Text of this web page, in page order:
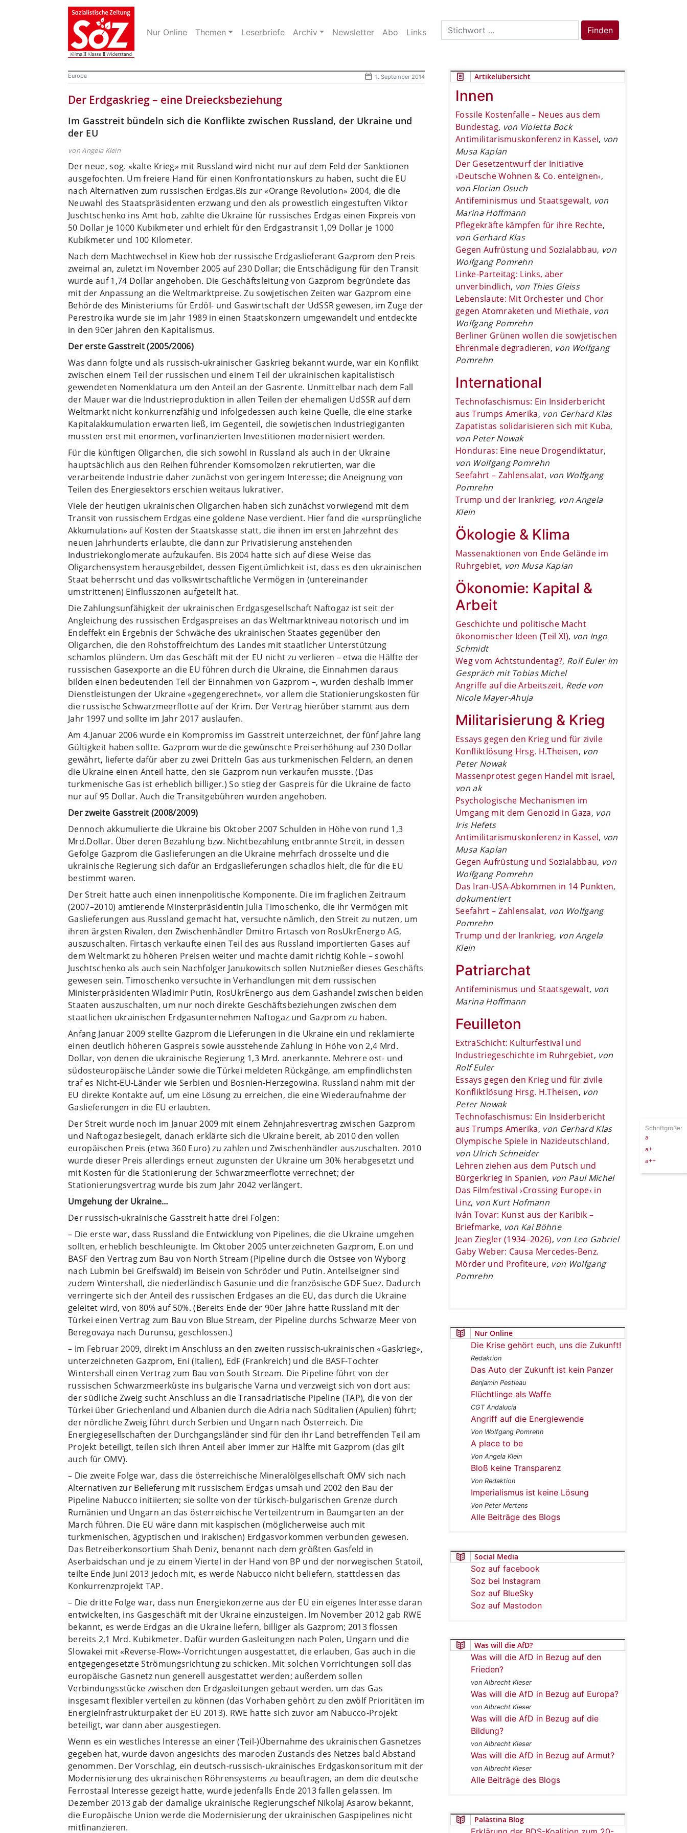
Nur Online Themen Leserbriefe Archiv Newsletter Abo Links
Search
for:
Finden
Europa 1. September 2014
Der Erdgaskrieg – eine Dreiecksbeziehung
Im Gasstreit bündeln sich die Konflikte zwischen Russland, der Ukraine und
der EU
von Angela Klein
Der neue, sog. «kalte Krieg» mit Russland wird nicht nur auf dem Feld der Sanktionen
ausgefochten. Um freiere Hand für einen Konfrontationskurs zu haben, sucht die EU
nach Alternativen zum russischen Erdgas.Bis zur «Orange Revolution» 2004, die die
Neuwahl des Staatspräsidenten erzwang und den als prowestlich eingestuften Viktor
Juschtschenko ins Amt hob, zahlte die Ukraine für russisches Erdgas einen Fixpreis von
50 Dollar je 1000 Kubikmeter und erhielt für den Erdgastransit 1,09 Dollar je 1000
Kubikmeter und 100 Kilometer.
Nach dem Machtwechsel in Kiew hob der russische Erdgaslieferant Gazprom den Preis
zweimal an, zuletzt im November 2005 auf 230 Dollar; die Entschädigung für den Transit
wurde auf 1,74 Dollar angehoben. Die Geschäftsleitung von Gazprom begründete das
mit der Anpassung an die Weltmarktpreise. Zu sowjetischen Zeiten war Gazprom eine
Behörde des Ministeriums für Erdöl- und Gaswirtschaft der UdSSR gewesen, im Zuge der
Perestroika wurde sie im Jahr 1989 in einen Staatskonzern umgewandelt und entdeckte
in den 90er Jahren den Kapitalismus.
Der erste Gasstreit (2005/2006)
Was dann folgte und als russisch-ukrainischer Gaskrieg bekannt wurde, war ein Konflikt
zwischen einem Teil der russischen und einem Teil der ukrainischen kapitalistisch
gewendeten Nomenklatura um den Anteil an der Gasrente. Unmittelbar nach dem Fall
der Mauer war die Industrieproduktion in allen Teilen der ehemaligen UdSSR auf dem
Weltmarkt nicht konkurrenzfähig und infolgedessen auch keine Quelle, die eine starke
Kapitalakkumulation erwarten ließ, im Gegenteil, die sowjetischen Industriegiganten
mussten erst mit enormen, vorfinanzierten Investitionen modernisiert werden.
Für die künftigen Oligarchen, die sich sowohl in Russland als auch in der Ukraine
hauptsächlich aus den Reihen führender Komsomolzen rekrutierten, war die
verarbeitende Industrie daher zunächst von geringem Interesse; die Aneignung von
Teilen des Energiesektors erschien weitaus lukrativer.
Viele der heutigen ukrainischen Oligarchen haben sich zunächst vorwiegend mit dem
Transit von russischem Erdgas eine goldene Nase verdient. Hier fand die «ursprüngliche
Akkumulation» auf Kosten der Staatskasse statt, die ihnen im ersten Jahrzehnt des
neuen Jahrhunderts erlaubte, die dann zur Privatisierung anstehenden
Industriekonglomerate aufzukaufen. Bis 2004 hatte sich auf diese Weise das
Oligarchensystem herausgebildet, dessen Eigentümlichkeit ist, dass es den ukrainischen
Staat beherrscht und das volkswirtschaftliche Vermögen in (untereinander
umstrittenen) Einflusszonen aufgeteilt hat.
Die Zahlungsunfähigkeit der ukrainischen Erdgasgesellschaft Naftogaz ist seit der
Angleichung des russischen Erdgaspreises an das Weltmarktniveau notorisch und im
Endeffekt ein Ergebnis der Schwäche des ukrainischen Staates gegenüber den
Oligarchen, die den Rohstoffreichtum des Landes mit staatlicher Unterstützung
schamlos plündern. Um das Geschäft mit der EU nicht zu verlieren – etwa die Hälfte der
russischen Gasexporte an die EU führen durch die Ukraine, die Einnahmen daraus
bilden einen bedeutenden Teil der Einnahmen von Gazprom –, wurden deshalb immer
Dienstleistungen der Ukraine «gegengerechnet», vor allem die Stationierungskosten für
die russische Schwarzmeerflotte auf der Krim. Der Vertrag hierüber stammt aus dem
Jahr 1997 und sollte im Jahr 2017 auslaufen.
Am 4.Januar 2006 wurde ein Kompromiss im Gasstreit unterzeichnet, der fünf Jahre lang
Gültigkeit haben sollte. Gazprom wurde die gewünschte Preiserhöhung auf 230 Dollar
gewährt, lieferte dafür aber zu zwei Dritteln Gas aus turkmenischen Feldern, an denen
die Ukraine einen Anteil hatte, den sie Gazprom nun verkaufen musste. (Das
turkmenische Gas ist erheblich billiger.) So stieg der Gaspreis für die Ukraine de facto
nur auf 95 Dollar. Auch die Transitgebühren wurden angehoben.
Der zweite Gasstreit (2008/2009)
Dennoch akkumulierte die Ukraine bis Oktober 2007 Schulden in Höhe von rund 1,3
Mrd.Dollar. Über deren Bezahlung bzw. Nichtbezahlung entbrannte Streit, in dessen
Gefolge Gazprom die Gaslieferungen an die Ukraine mehrfach drosselte und die
ukrainische Regierung sich dafür an Erdgaslieferungen schadlos hielt, die für die EU
bestimmt waren.
Der Streit hatte auch einen innenpolitische Komponente. Die im fraglichen Zeitraum
(2007–2010) amtierende Minsterpräsidentin Julia Timoschenko, die ihr Vermögen mit
Gaslieferungen aus Russland gemacht hat, versuchte nämlich, den Streit zu nutzen, um
ihren ärgsten Rivalen, den Zwischenhändler Dmitro Firtasch von RosUkrEnergo AG,
auszuschalten. Firtasch verkaufte einen Teil des aus Russland importierten Gases auf
dem Weltmarkt zu höheren Preisen weiter und machte damit richtig Kohle – sowohl
Juschtschenko als auch sein Nachfolger Janukowitsch sollen Nutznießer dieses Geschäfts
gewesen sein. Timoschenko versuchte in Verhandlungen mit dem russischen
Ministerpräsidenten Wladimir Putin, RosUkrEnergo aus dem Gashandel zwischen beiden
Staaten auszuschalten, um nur noch direkte Geschäftsbeziehungen zwischen dem
staatlichen ukrainischen Erdgasunternehmen Naftogaz und Gazprom zu haben.
Anfang Januar 2009 stellte Gazprom die Lieferungen in die Ukraine ein und reklamierte
einen deutlich höheren Gaspreis sowie ausstehende Zahlung in Höhe von 2,4 Mrd.
Dollar, von denen die ukrainische Regierung 1,3 Mrd. anerkannte. Mehrere ost- und
südosteuropäische Länder sowie die Türkei meldeten Rückgänge, am empfindlichsten
traf es Nicht-EU-Länder wie Serbien und Bosnien-Herzegowina. Russland nahm mit der
EU direkte Kontakte auf, um eine Lösung zu erreichen, die eine Wiederaufnahme der
Gaslieferungen in die EU erlaubten.
Der Streit wurde noch im Januar 2009 mit einem Zehnjahresvertrag zwischen Gazprom
und Naftogaz besiegelt, danach erklärte sich die Ukraine bereit, ab 2010 den vollen
europäischen Preis (etwa 360 Euro) zu zahlen und Zwischenhändler auszuschalten. 2010
wurde dieser Preis allerdings erneut zugunsten der Ukraine um 30% herabgesetzt und
mit Kosten für die Stationierung der Schwarzmeerflotte verrechnet; der
Stationierungsvertrag wurde bis zum Jahr 2042 verlängert.
Umgehung der Ukraine…
Der russisch-ukrainische Gasstreit hatte drei Folgen:
– Die erste war, dass Russland die Entwicklung von Pipelines, die die Ukraine umgehen
sollten, erheblich beschleunigte. Im Oktober 2005 unterzeichneten Gazprom, E.on und
BASF den Vertrag zum Bau von North Stream (Pipeline durch die Ostsee von Wyborg
nach Lubmin bei Greifswald) im Beisein von Schröder und Putin. Anteilseigner sind
zudem Wintershall, die niederländisch Gasunie und die französische GDF Suez. Dadurch
verringerte sich der Anteil des russischen Erdgases an die EU, das durch die Ukraine
geleitet wird, von 80% auf 50%. (Bereits Ende der 90er Jahre hatte Russland mit der
Türkei einen Vertrag zum Bau von Blue Stream, der Pipeline durchs Schwarze Meer von
Beregovaya nach Durunsu, geschlossen.)
– Im Februar 2009, direkt im Anschluss an den zweiten russisch-ukrainischen «Gaskrieg»,
unterzeichneten Gazprom, Eni (Italien), EdF (Frankreich) und die BASF-Tochter
Wintershall einen Vertrag zum Bau von South Stream. Die Pipeline führt von der
russischen Schwarzmeerküste ins bulgarische Varna und verzweigt sich von dort aus:
der südliche Zweig sucht Anschluss an die Transadriatische Pipeline (TAP), die von der
Türkei über Griechenland und Albanien durch die Adria nach Süditalien (Apulien) führt;
der nördliche Zweig führt durch Serbien und Ungarn nach Österreich. Die
Energiegesellschaften der Durchgangsländer sind für den ihr Land betreffenden Teil am
Projekt beteiligt, teilen sich ihren Anteil aber immer zur Hälfte mit Gazprom (das gilt
auch für OMV).
– Die zweite Folge war, dass die österreichische Mineralölgesellschaft OMV sich nach
Alternativen zur Belieferung mit russischem Erdgas umsah und 2002 den Bau der
Pipeline Nabucco initiierten; sie sollte von der türkisch-bulgarischen Grenze durch
Rumänien und Ungarn an das österreichische Verteilzentrum in Baumgarten an der
March führen. Die EU wäre dann mit kaspischen (möglicherweise auch mit
turkmenischen, ägyptischen und irakischen) Erdgasvorkommen verbunden gewesen.
Das Betreiberkonsortium Shah Deniz, benannt nach dem größten Gasfeld in
Aserbaidschan und je zu einem Viertel in der Hand von BP und der norwegischen Statoil,
teilte Ende Juni 2013 jedoch mit, es werde Nabucco nicht beliefern, stattdessen das
Konkurrenzprojekt TAP.
– Die dritte Folge war, dass nun Energiekonzerne aus der EU ein eigenes Interesse daran
entwickelten, ins Gasgeschäft mit der Ukraine einzusteigen. Im November 2012 gab RWE
bekannt, es werde Erdgas an die Ukraine liefern, billiger als Gazprom; 2013 flossen
bereits 2,1 Mrd. Kubikmeter. Dafür wurden Gasleitungen nach Polen, Ungarn und die
Slowakei mit «Reverse-Flow»-Vorrichtungen ausgestattet, die erlauben, Gas auch in die
entgegengesetzte Strömungsrichtung zu schicken. Mit solchen Vorrichtungen soll das
europäische Gasnetz nun generell ausgestattet werden; außerdem sollen
Verbindungsstücke zwischen den Erdgasleitungen gebaut werden, um das Gas
insgesamt flexibler verteilen zu können (das Vorhaben gehört zu den zwölf Prioritäten im
Energieinfrastrukturpaket der EU 2013). RWE hatte sich zuvor am Nabucco-Projekt
beteiligt, war dann aber ausgestiegen.
Wenn es ein westliches Interesse an einer (Teil-)Übernahme des ukrainischen Gasnetzes
gegeben hat, wurde davon angesichts des maroden Zustands des Netzes bald Abstand
genommen. Der Vorschlag, ein deutsch-russisch-ukrainisches Erdgaskonsoritum mit der
Modernisierung des ukrainischen Röhrensystems zu beauftragen, an dem die deutsche
Ferrostaal Interesse gezeigt hatte, wurde jedenfalls Ende 2013 fallen gelassen. Im
Dezember 2013 gab der damalige ukrainische Regierungschef Nikolaj Asarow bekannt,
die Europäische Union werde die Modernisierung der ukrainischen Gaspipelines nicht
mitfinanzieren.
Artikelübersicht
Innen
Fossile Kostenfalle – Neues aus dem
Bundestag, von Violetta Bock
Antimilitarismuskonferenz in Kassel, von
Musa Kaplan
Der Gesetzentwurf der Initiative
›Deutsche Wohnen & Co. enteignen‹,
von Florian Osuch
Antifeminismus und Staatsgewalt, von
Marina Hoffmann
Pflegekräfte kämpfen für ihre Rechte,
von Gerhard Klas
Gegen Aufrüstung und Sozialabbau, von
Wolfgang Pomrehn
Linke-Parteitag: Links, aber
unverbindlich, von Thies Gleiss
Lebenslaute: Mit Orchester und Chor
gegen Atomraketen und Miethaie, von
Wolfgang Pomrehn
Berliner Grünen wollen die sowjetischen
Ehrenmale degradieren, von Wolfgang
Pomrehn
International
Technofaschismus: Ein Insiderbericht
aus Trumps Amerika, von Gerhard Klas
Zapatistas solidarisieren sich mit Kuba,
von Peter Nowak
Honduras: Eine neue Drogendiktatur,
von Wolfgang Pomrehn
Seefahrt – Zahlensalat, von Wolfgang
Pomrehn
Trump und der Irankrieg, von Angela
Klein
Ökologie & Klima
Massenaktionen von Ende Gelände im
Ruhrgebiet, von Musa Kaplan
Ökonomie: Kapital &
Arbeit
Geschichte und politische Macht
ökonomischer Ideen (Teil XI), von Ingo
Schmidt
Weg vom Achtstundentag?, Rolf Euler im
Gespräch mit Tobias Michel
Angriffe auf die Arbeitszeit, Rede von
Nicole Mayer-Ahuja
Militarisierung & Krieg
Essays gegen den Krieg und für zivile
Konfliktlösung Hrsg. H.Theisen, von
Peter Nowak
Massenprotest gegen Handel mit Israel,
von ak
Psychologische Mechanismen im
Umgang mit dem Genozid in Gaza, von
Iris Hefets
Antimilitarismuskonferenz in Kassel, von
Musa Kaplan
Gegen Aufrüstung und Sozialabbau, von
Wolfgang Pomrehn
Das Iran-USA-Abkommen in 14 Punkten,
dokumentiert
Seefahrt – Zahlensalat, von Wolfgang
Pomrehn
Trump und der Irankrieg, von Angela
Klein
Patriarchat
Antifeminismus und Staatsgewalt, von
Marina Hoffmann
Feuilleton
ExtraSchicht: Kulturfestival und
Industriegeschichte im Ruhrgebiet, von
Rolf Euler
Essays gegen den Krieg und für zivile
Konfliktlösung Hrsg. H.Theisen, von
Peter Nowak
Technofaschismus: Ein Insiderbericht
aus Trumps Amerika, von Gerhard Klas
Olympische Spiele in Nazideutschland,
von Ulrich Schneider
Lehren ziehen aus dem Putsch und
Bürgerkrieg in Spanien, von Paul Michel
Das Filmfestival ›Crossing Europe‹ in
Linz, von Kurt Hofmann
Iván Tovar: Kunst aus der Karibik –
Briefmarke, von Kai Böhne
Jean Ziegler (1934–2026), von Leo Gabriel
Gaby Weber: Causa Mercedes-Benz.
Mörder und Profiteure, von Wolfgang
Pomrehn
Nur Online
Die Krise gehört euch, uns die Zukunft!
Redaktion
Das Auto der Zukunft ist kein Panzer
Benjamin Pestieau
Flüchtlinge als Waffe
CGT Andalucía
Angriff auf die Energiewende
Von Wolfgang Pomrehn
A place to be
Von Angela Klein
Bloß keine Transparenz
Von Redaktion
Imperialismus ist keine Lösung
Von Peter Mertens
Alle Beiträge des Blogs
Social Media
Soz auf facebook
Soz bei Instagram
Soz auf BlueSky
Soz auf Mastodon
Was will die AfD?
Was will die AfD in Bezug auf den
Frieden?
von Albrecht Kieser
Was will die AfD in Bezug auf Europa?
von Albrecht Kieser
Was will die AfD in Bezug auf die
Bildung?
von Albrecht Kieser
Was will die AfD in Bezug auf Armut?
von Albrecht Kieser
Alle Beiträge des Blogs
Palästina Blog
Schriftgröße:
a
a+
a++